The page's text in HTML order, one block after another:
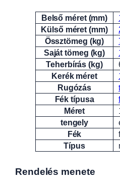
Attribútumok Érték
Belső méret (mm)
Külső méret (mm)
Össztömeg (kg)
Saját tömeg (kg)
Teherbírás (kg)
Kerék méret
Rugózás
Fék típusa
Méret
tengely
Fék
Típus
Rendelés menete